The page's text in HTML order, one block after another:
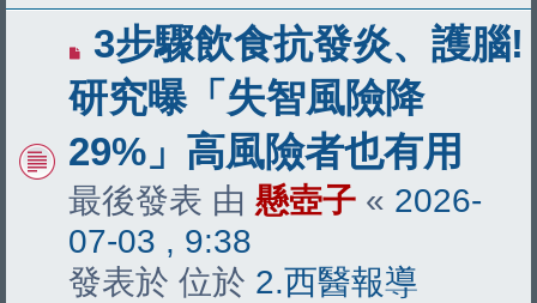
有
新
文
章
3步驟飲食抗發炎、護腦!
研究曝「失智風險降
29%」高風險者也有用
最後發表 由 懸壺子 « 2026-
07-03 , 9:38
發表於 位於 2.西醫報導